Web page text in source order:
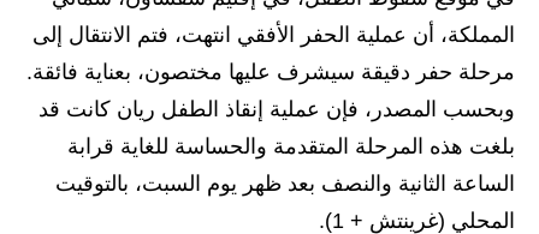
اخبار وقرارات وزارة التربية
نتائج الامتحانات
المرحلة الابتدائية
المرحلة المتوسطة
المملكة، أن عملية الحفر الأفقي انتهت، فتم الانتقال إلى
مرحلة حفر دقيقة سيشرف عليها مختصون، بعناية فائقة.
وبحسب المصدر، فإن عملية إنقاذ الطفل ريان كانت قد
بلغت هذه المرحلة المتقدمة والحساسة للغاية قرابة
الساعة الثانية والنصف بعد ظهر يوم السبت، بالتوقيت
المحلي (غرينتش + 1).